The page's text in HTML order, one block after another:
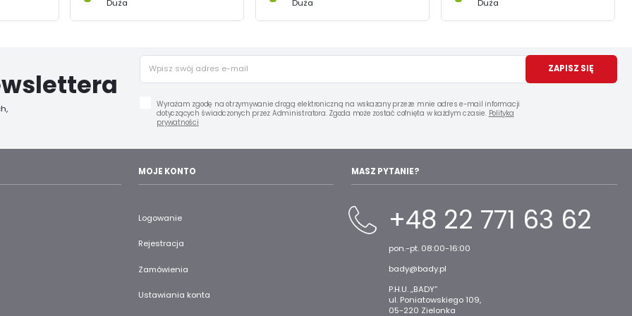
Duża Duża Duża
ZAPISZ SIĘ
Wyrażam zgodę na otrzymywanie drogą elektroniczną na wskazany przeze mnie adres e-mail informacji
dotyczących świadczonych przez Administratora. Zgoda może zostać cofnięta w każdym czasie. Polityka
prywatności
MOJE KONTO
Logowanie
Rejestracja
Zamówienia
Ustawiania konta
MASZ PYTANIE?
+48 22 771 63 62
pon.-pt. 08:00-16:00
bady@bady.pl
P.H.U. „BADY”
ul. Poniatowskiego 109,
05-220 Zielonka